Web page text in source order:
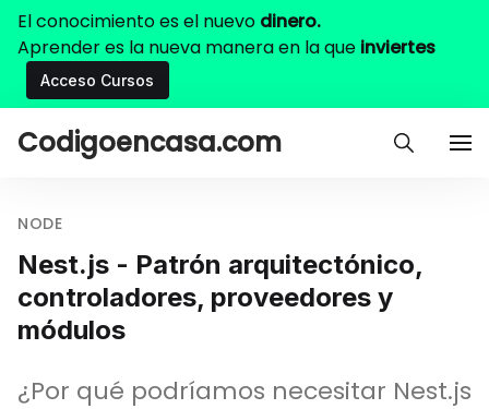
El conocimiento es el nuevo dinero.
Aprender es la nueva manera en la que inviertes
Acceso Cursos
Codigoencasa.com
NODE
Nest.js - Patrón arquitectónico,
controladores, proveedores y
módulos
¿Por qué podríamos necesitar Nest.js